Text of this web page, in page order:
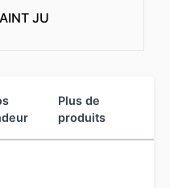
JU
Plus de
produits